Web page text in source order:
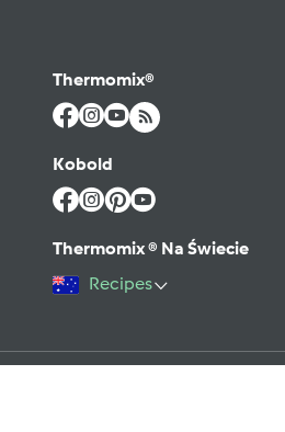
Thermomix®
Kobold
Thermomix ® Na Świecie
Recipes